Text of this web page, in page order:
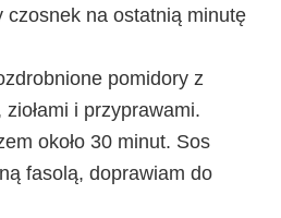
czosnek na ostatnią minutę
pomidory z
i przyprawami.
około 30 minut. Sos
fasolą, doprawiam do